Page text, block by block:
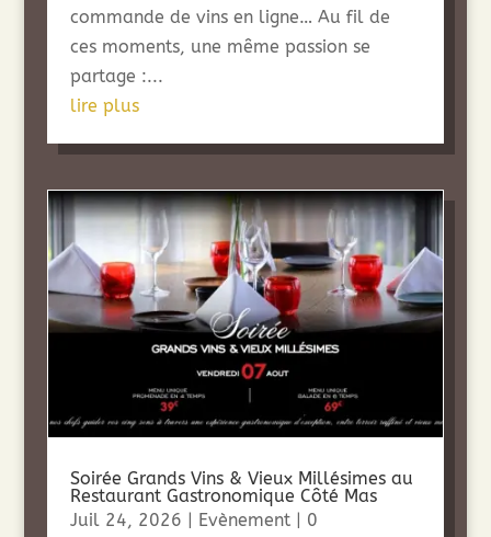
commande de vins en ligne… Au fil de
ces moments, une même passion se
partage :...
lire plus
Soirée Grands Vins & Vieux Millésimes au
Restaurant Gastronomique Côté Mas
Juil 24, 2026
Evènement| 0